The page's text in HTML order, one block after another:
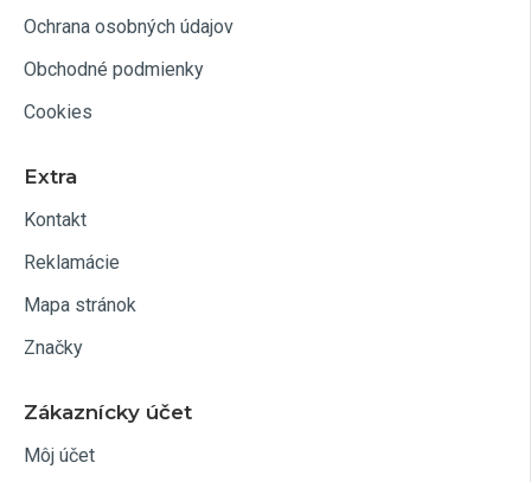
Ochrana osobných údajov
Obchodné podmienky
Cookies
Extra
Kontakt
Reklamácie
Mapa stránok
Značky
Zákaznícky účet
Môj účet